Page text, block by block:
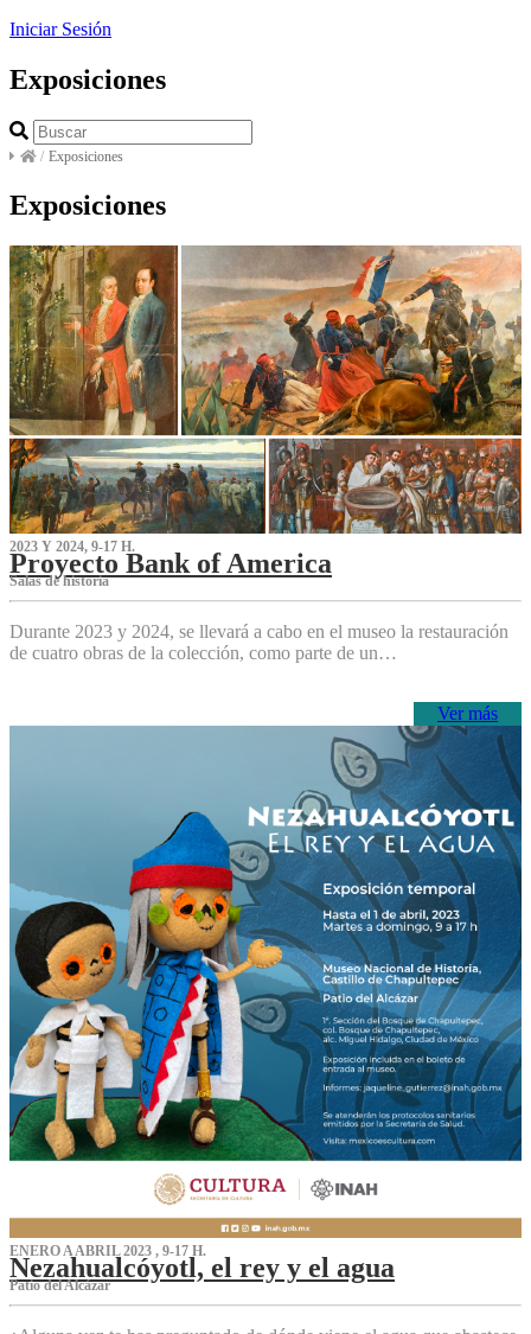
Iniciar Sesión
Exposiciones
/ Exposiciones
Exposiciones
2023 Y 2024, 9-17 H.
Proyecto Bank of America
S‌alas de historia
Durante 2023 y 2024, se llevará a cabo en el museo la restauración
de cuatro obras de la colección, como parte de un…
Ver más
ENERO A ABRIL 2023 , 9-17 H.
Nezahualcóyotl, el rey y el agua
Patio del Alcázar